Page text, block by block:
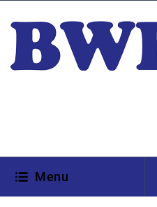
Menu